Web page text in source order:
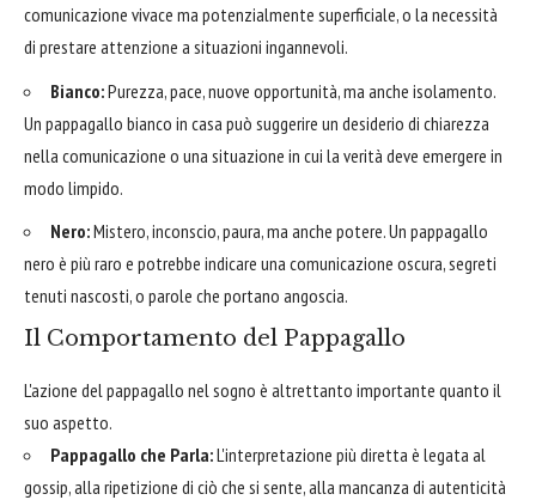
comunicazione vivace ma potenzialmente superficiale, o la necessità
di prestare attenzione a situazioni ingannevoli.
Bianco:Purezza, pace, nuove opportunità, ma anche isolamento.
Un pappagallo bianco in casa può suggerire un desiderio di chiarezza
nella comunicazione o una situazione in cui la verità deve emergere in
modo limpido.
Nero:Mistero, inconscio, paura, ma anche potere. Un pappagallo
nero è più raro e potrebbe indicare una comunicazione oscura, segreti
tenuti nascosti, o parole che portano angoscia.
Il Comportamento del Pappagallo
L'azione del pappagallo nel sogno è altrettanto importante quanto il
suo aspetto.
Pappagallo che Parla:L'interpretazione più diretta è legata al
gossip, alla ripetizione di ciò che si sente, alla mancanza di autenticità